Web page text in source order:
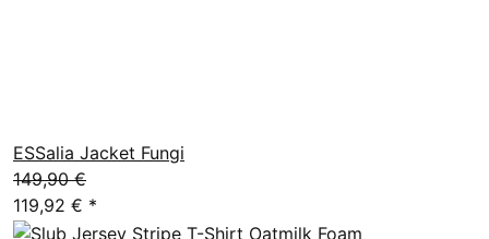
ESSalia Jacket Fungi
149,90 €
119,92 € *